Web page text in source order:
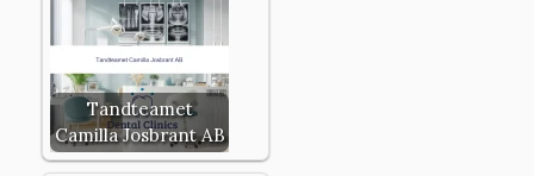
Tandteamet
Camilla Josbrant AB